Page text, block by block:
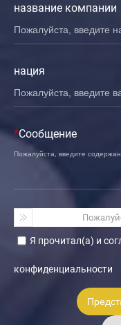
название компании
нация
*Сообщение
Я прочитал(а) и
конфиденциальности